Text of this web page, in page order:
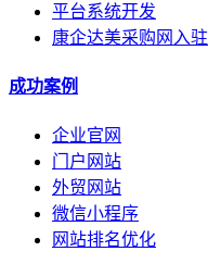
平台系统开发
康企达美采购网入驻
成功案例
企业官网
门户网站
外贸网站
微信小程序
网站排名优化